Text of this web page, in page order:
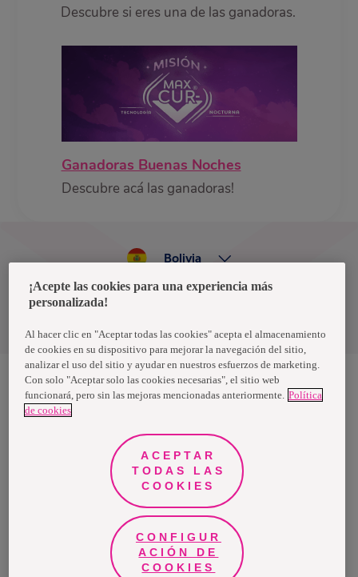
Descubre si eres una de las ganadoras.
Ganadoras Buenas Noches
Descubre acá las ganadoras!
Política de privacidad de datos
Bolivia
Nosotras, una marca de Essity - una compañía global líder en
higiene y salud. Cada día, mil millones de personas, en todo el
propósito es romper barreras por el bienestar en beneficio de
consumidores, pacientes, cuidadores, clientes y la sociedad en
general. Vendemos en aproximadamente 150 países bajo las
principales marcas globales TENA y Tork, así como otras marcas
como Actimove, Cutimed, JOBST, Knix, Leukoplast, Libero, Libresse,
Lotus, Modibodi, Nosotras, Saba, Tempo, TOM Organic y Zewa. En
2024, Essity tuvo ventas de aproximadamente 13 mil millones de
euros y empleó a 36,000 personas. La sede de la compañía está
ubicada en Estocolmo, Suecia, y Essity cotiza en Nasdaq Estocolmo.
Más información enwww.essity.com.
¡Acepte las cookies para una experiencia más
personalizada!
Al hacer clic en "Aceptar todas las cookies" acepta el almacenamiento
de cookies en su dispositivo para mejorar la navegación del sitio,
analizar el uso del sitio y ayudar en nuestros esfuerzos de marketing.
Con solo "Aceptar solo las cookies necesarias", el sitio web
funcionará, pero sin las mejoras mencionadas anteriormente. Política
de cookies
ACEPTAR
TODAS LAS
COOKIES
CONFIGUR
ACIÓN DE
COOKIES